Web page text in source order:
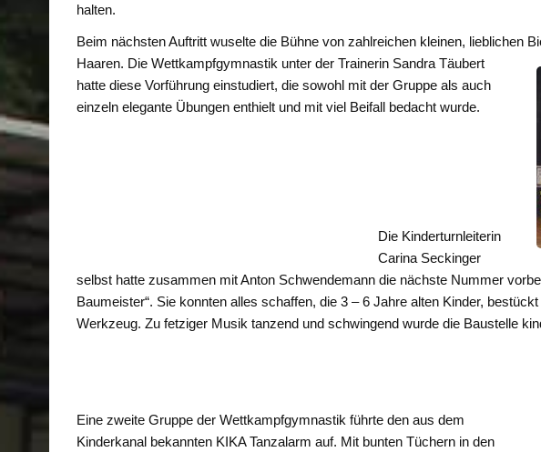
halten.
Beim nächsten Auftritt wuselte die Bühne von zahlreichen kleinen, lieblichen
Haaren. Die Wettkampfgymnastik unter der Trainerin Sandra Täubert
hatte diese Vorführung einstudiert, die sowohl mit der Gruppe als auch
einzeln elegante Übungen enthielt und mit viel Beifall bedacht wurde.
Die Kinderturnleiterin
Carina Seckinger
selbst hatte zusammen mit Anton Schwendemann die nächste Nummer
Baumeister“. Sie konnten alles schaffen, die 3 – 6 Jahre alten Kinder,
Werkzeug. Zu fetziger Musik tanzend und schwingend wurde die Baustelle
Eine zweite Gruppe der Wettkampfgymnastik führte den aus dem
Kinderkanal bekannten KIKA Tanzalarm auf. Mit bunten Tüchern in den